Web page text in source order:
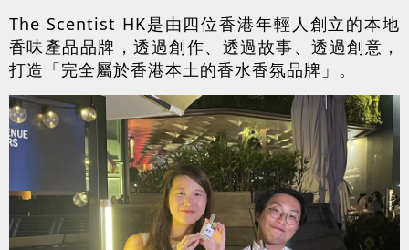
The Scentist HK是由四位香港年輕人創立的本地
香味產品品牌，透過創作、透過故事、透過創意，
打造「完全屬於香港本土的香水香氛品牌」。